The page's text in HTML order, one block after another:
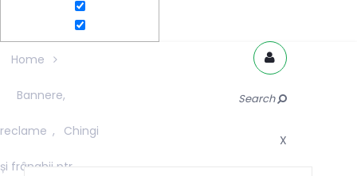
Search
X
Home
Bannere,
reclame , Chingi
și frânghii ptr.